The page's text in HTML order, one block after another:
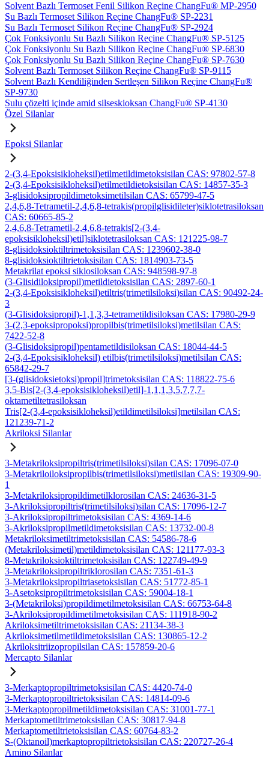
Solvent Bazlı Termoset Fenil Silikon Reçine ChangFu® MP-2950
Su Bazlı Termoset Silikon Reçine ChangFu® SP-2231
Su Bazlı Termoset Silikon Reçine ChangFu® SP-2924
Çok Fonksiyonlu Su Bazlı Silikon Reçine ChangFu® SP-5125
Çok Fonksiyonlu Su Bazlı Silikon Reçine ChangFu® SP-6830
Çok Fonksiyonlu Su Bazlı Silikon Reçine ChangFu® SP-7630
Solvent Bazlı Termoset Silikon Reçine ChangFu® SP-9115
Solvent Bazlı Kendiliğinden Sertleşen Silikon Reçine ChangFu®
SP-9730
Sulu çözelti içinde amid silseskioksan ChangFu® SP-4130
Özel Silanlar
Epoksi Silanlar
2-(3,4-Epoksisikloheksil)etilmetildimetoksisilan CAS: 97802-57-8
2-(3,4-Epoksisikloheksil)etilmetildietoksisilan CAS: 14857-35-3
3-glisidoksipropildimetoksimetilsilan CAS: 65799-47-5
2,4,6,8-Tetrametil-2,4,6,8-tetrakis(propilglisidileter)siklotetrasiloksan
CAS: 60665-85-2
2,4,6,8-Tetrametil-2,4,6,8-tetrakis[2-(3,4-
epoksisikloheksil)etil]siklotetrasiloksan CAS: 121225-98-7
8-glisidoksioktiltrimetoksisilan CAS: 1239602-38-0
8-glisidoksioktiltrietoksisilan CAS: 1814903-73-5
Metakrilat epoksi siklosiloksan CAS: 948598-97-8
(3-Glisidiloksipropil)metildietoksisilan CAS: 2897-60-1
2-(3,4-Epoksisikloheksil)etiltris(trimetilsiloksi)silan CAS: 90492-24-
3
(3-Glisidoksipropil)-1,1,3,3-tetrametildisiloksan CAS: 17980-29-9
3-(2,3-epoksipropoksi)propilbis(trimetilsiloksi)metilsilan CAS:
7422-52-8
(3-Glisidoksipropil)pentametildisiloksan CAS: 18044-44-5
2-(3,4-Epoksisikloheksil) etilbis(trimetilsiloksi)metilsilan CAS:
65842-29-7
[3-(glisidoksietoksi)propil]trimetoksisilan CAS: 118822-75-6
3,5-Bis[2-(3,4-epoksisikloheksil)etil]-1,1,1,3,5,7,7,7-
oktametiltetrasiloksan
Tris[2-(3,4-epoksisikloheksil)etildimetilsiloksi]metilsilan CAS:
121239-71-2
Akriloksi Silanlar
3-Metakriloksipropiltris(trimetilsiloksi)silan CAS: 17096-07-0
3-Metakriloiloksipropilbis(trimetilsiloksi)metilsilan CAS: 19309-90-
1
3-Metakriloksipropildimetilklorosilan CAS: 24636-31-5
3-Akriloksipropiltris(trimetilsiloksi)silan CAS: 17096-12-7
3-Akriloksipropiltrimetoksisilan CAS: 4369-14-6
3-Akriloksipropilmetildimetoksisilan CAS: 13732-00-8
Metakriloksimetiltrimetoksisilan CAS: 54586-78-6
(Metakriloksimetil)metildimetoksisilan CAS: 121177-93-3
8-Metakriloksioktiltrimetoksisilan CAS: 122749-49-9
3-Metakriloksipropiltriklorosilan CAS: 7351-61-3
3-Metakriloksipropiltriasetoksisilan CAS: 51772-85-1
3-Asetoksipropiltrimetoksisilan CAS: 59004-18-1
3-(Metakriloksi)propildimetilmetoksisilan CAS: 66753-64-8
3-Akriloksipropildimetilmetoksisilan CAS: 111918-90-2
Akriloksimetiltrimetoksisilan CAS: 21134-38-3
Akriloksimetilmetildimetoksisilan CAS: 130865-12-2
Akriloksitriizopropilsilan CAS: 157859-20-6
Mercapto Silanlar
3-Merkaptopropiltrimetoksisilan CAS: 4420-74-0
3-Merkaptopropiltrietoksisilan CAS: 14814-09-6
3-Merkaptopropilmetildimetoksisilan CAS: 31001-77-1
Merkaptometiltrimetoksisilan CAS: 30817-94-8
Merkaptometiltrietoksisilan CAS: 60764-83-2
S-(Oktanoil)merkaptopropiltrietoksisilan CAS: 220727-26-4
Amino Silanlar